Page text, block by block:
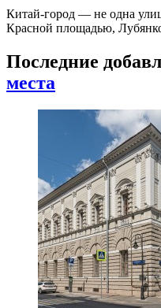
Китай-город — не одна
Красной площадью,
Последние
места